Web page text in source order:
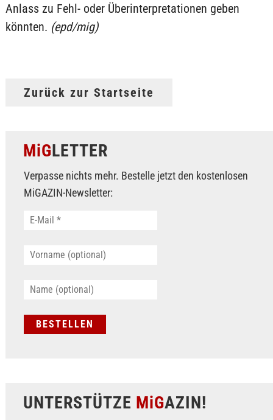
Anlass zu Fehl- oder Überinterpretationen geben
könnten. (epd/mig)
Zurück zur Startseite
MiGLETTER
Verpasse nichts mehr. Bestelle jetzt den kostenlosen
MiGAZIN-Newsletter:
UNTERSTÜTZE MiGAZIN!